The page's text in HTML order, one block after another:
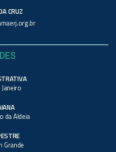
CRUZ
da Aldeia
Grande